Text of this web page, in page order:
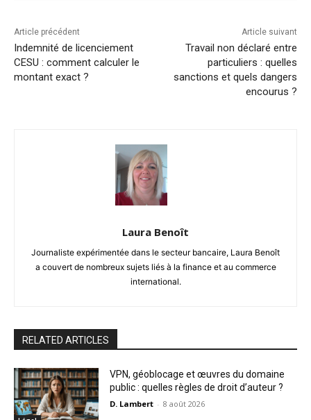
Article précédent
Indemnité de licenciement
CESU : comment calculer le
montant exact ?
Article suivant
Travail non déclaré entre
particuliers : quelles
sanctions et quels dangers
encourus ?
Laura Benoît
Journaliste expérimentée dans le secteur bancaire, Laura Benoît
a couvert de nombreux sujets liés à la finance et au commerce
international.
RELATED ARTICLES
VPN, géoblocage et œuvres du domaine
public : quelles règles de droit d’auteur ?
D. Lambert - 8 août 2026